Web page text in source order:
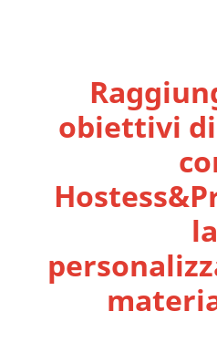
obiettivi
la